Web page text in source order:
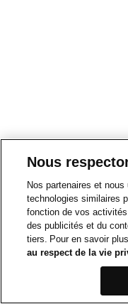
Nous
Nos partenaires et
technologies similaires
fonction de vos
des publicités et du
tiers. Pour en savoir
au respect de la vie